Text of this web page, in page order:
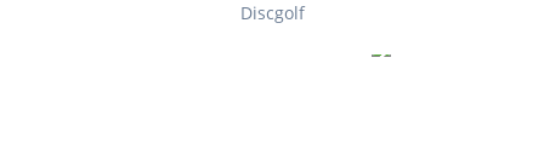
Discgolf